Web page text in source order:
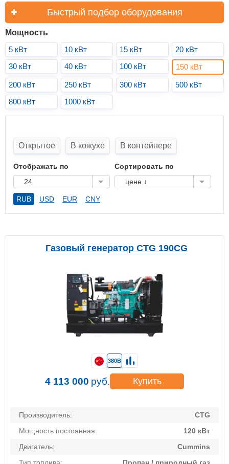
Быстрый подбор оборудования
Мощность
5 кВт
10 кВт 15 кВт
20 кВт
30 кВт
40 кВт 100 кВт 150 кВт
200 кВт 250 кВт 300 кВт
500 кВт
800 кВт
1000 кВт
Открытое В кожухе В контейнере
Отображать по
24
Сортировать по
цене ↓
RUB USD EUR CNY
Газовый генератор CTG 190CG
Производитель:
CTG
Мощность постоянная:
120 кВт
Двигатель:
Cummins
380В
4 113 000 руб. Купить